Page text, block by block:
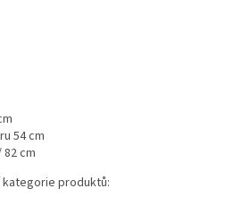
54 cm
82 cm
produktů: